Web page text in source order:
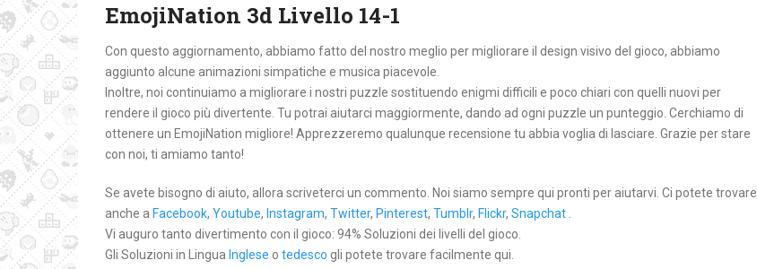
EmojiNation 3d Livello 14-1
Con questo aggiornamento, abbiamo fatto del nostro meglio per migliorare il design visivo del gioco, abbiamo
aggiunto alcune animazioni simpatiche e musica piacevole.
Inoltre, noi continuiamo a migliorare i nostri puzzle sostituendo enigmi difficili e poco chiari con quelli nuovi per
rendere il gioco più divertente. Tu potrai aiutarci maggiormente, dando ad ogni puzzle un punteggio. Cerchiamo di
ottenere un EmojiNation migliore! Apprezzeremo qualunque recensione tu abbia voglia di lasciare. Grazie per stare
con noi, ti amiamo tanto!
Se avete bisogno di aiuto, allora scriveterci un commento. Noi siamo sempre qui pronti per aiutarvi. Ci potete trovare
anche a Facebook, Youtube, Instagram, Twitter, Pinterest, Tumblr, Flickr, Snapchat
Vi auguro tanto divertimento con il gioco: 94% Soluzioni dei livelli del gioco.
Gli Soluzioni in Lingua Inglese o tedesco gli potete trovare facilmente qui.